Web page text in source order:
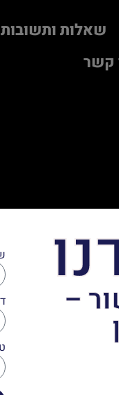
שאלות ותשובות
קשר
–